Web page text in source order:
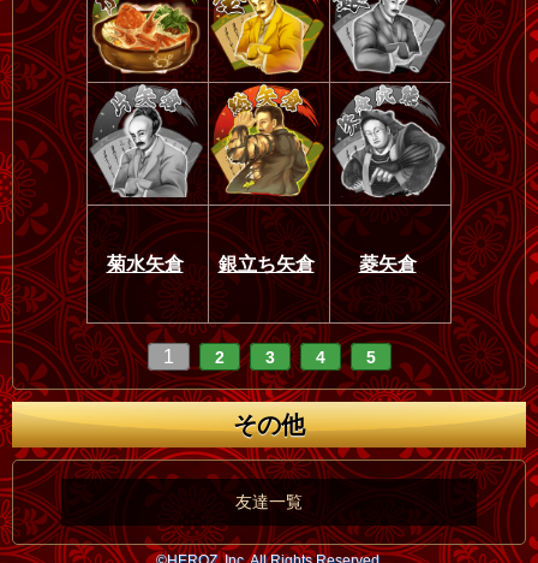
菊水矢倉 銀立ち矢倉 菱矢倉
1 2 3 4 5
その他
友達一覧